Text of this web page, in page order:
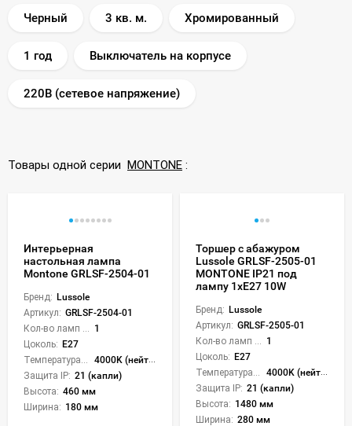
Черный 3 кв. м. Хромированный
1 год Выключатель на корпусе
220В (сетевое напряжение)
Товары одной серии MONTONE :
Интерьерная
настольная лампа
Montone GRLSF-2504-01
Бренд: Lussole
Артикул: GRLSF-2504-01
1
Цоколь: E27
4000K (нейтральный)
Защита IP: 21 (капли)
Высота: 460 мм
Ширина: 180 мм
Торшер с абажуром
Lussole GRLSF-2505-01
MONTONE IP21 под
лампу 1xE27 10W
Бренд: Lussole
Артикул: GRLSF-2505-01
1
Цоколь: E27
4000K (нейтральный)
Защита IP: 21 (капли)
Высота: 1480 мм
Ширина: 280 мм